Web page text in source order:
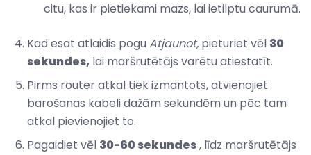
citu, kas ir pietiekami mazs, lai ietilptu caurumā.
Kad esat atlaidis pogu Atjaunot, pieturiet vēl 30
sekundes, lai maršrutētājs varētu atiestatīt.
Pirms router atkal tiek izmantots, atvienojiet
barošanas kabeli dažām sekundēm un pēc tam
atkal pievienojiet to.
Pagaidiet vēl 30-60 sekundes, līdz maršrutētājs